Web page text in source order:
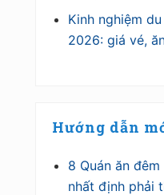
Kinh nghiệm
2026: giá vé,
Hướng dẫn
8 Quán ăn
nhất định phải